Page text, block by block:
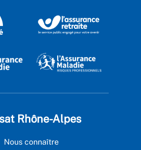
Rhône-Alpes
Nous connaître